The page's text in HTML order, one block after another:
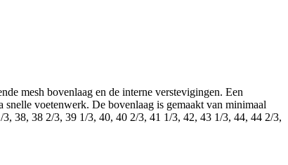
mesh bovenlaag en de interne verstevigingen. Een
voetenwerk. De bovenlaag is gemaakt van minimaal
38, 38 2/3, 39 1/3, 40, 40 2/3, 41 1/3, 42, 43 1/3, 44, 44 2/3,